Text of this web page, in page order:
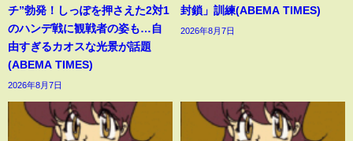
チ”勃発！しっぽを押さえた2対1
のハンデ戦に観戦者の姿も…自
由すぎるカオスな光景が話題
(ABEMA TIMES)
2026年8月7日
封鎖」訓練(ABEMA TIMES)
2026年8月7日